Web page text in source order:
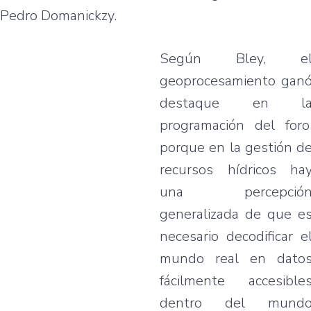
Pedro Domanickzy.
Según Bley,
geoprocesamiento ganó
destaque en la
programación del foro,
porque en la gestión de
recursos hídricos
una percepción
generalizada de que es
necesario decodificar
mundo real en datos
fácilmente accesibles
dentro del mundo